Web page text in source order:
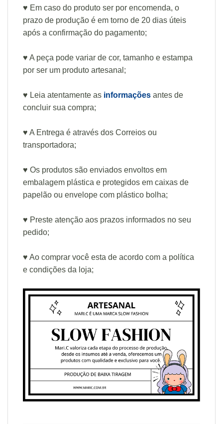
♥ Em caso do produto ser por encomenda, o
prazo de produção é em torno de 20 dias úteis
após a confirmação do pagamento;
♥ A peça pode variar de cor, tamanho e estampa
por ser um produto artesanal;
♥ Leia atentamente as informações antes de
concluir sua compra;
♥ A Entrega é através dos Correios ou
transportadora;
♥ Os produtos são enviados envoltos em
embalagem plástica e protegidos em caixas de
papelão ou envelope com plástico bolha;
♥ Preste atenção aos prazos informados no seu
pedido;
♥ Ao comprar você esta de acordo com a política
e condições da loja;